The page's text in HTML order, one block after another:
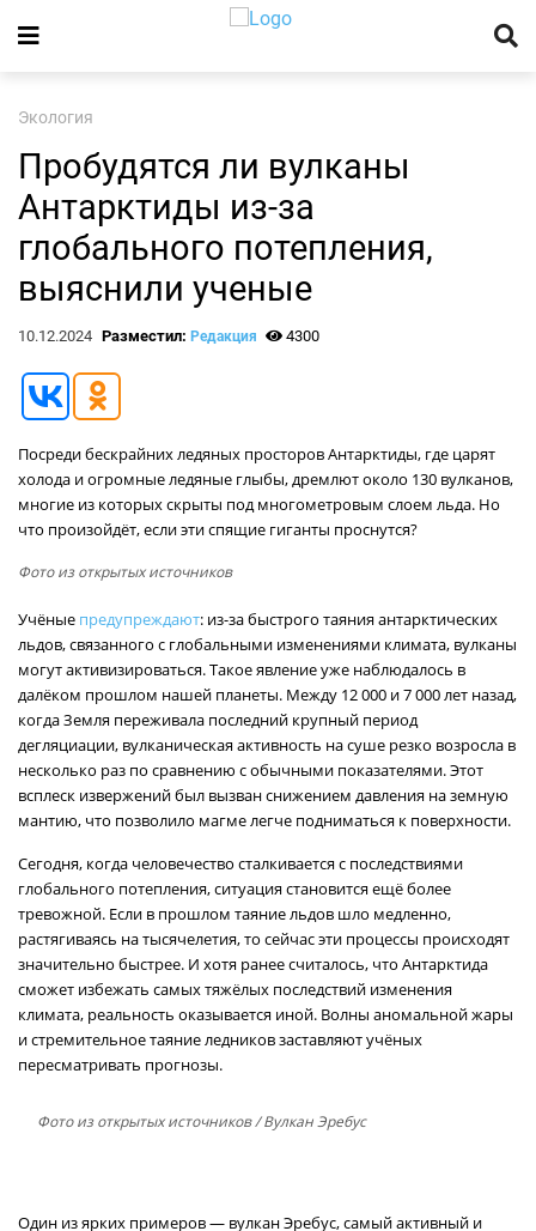
Экология
Пробудятся ли вулканы
Антарктиды из-за
глобального потепления,
выяснили ученые
10.12.2024 Разместил: Редакция 4300
Посреди бескрайних ледяных просторов Антарктиды, где царят
холода и огромные ледяные глыбы, дремлют около 130 вулканов,
многие из которых скрыты под многометровым слоем льда. Но
что произойдёт, если эти спящие гиганты проснутся?
Фото из открытых источников
Учёные предупреждают: из-за быстрого таяния антарктических
льдов, связанного с глобальными изменениями климата, вулканы
могут активизироваться. Такое явление уже наблюдалось в
далёком прошлом нашей планеты. Между 12 000 и 7 000 лет назад,
когда Земля переживала последний крупный период
дегляциации, вулканическая активность на суше резко возросла в
несколько раз по сравнению с обычными показателями. Этот
всплеск извержений был вызван снижением давления на земную
мантию, что позволило магме легче подниматься к поверхности.
Сегодня, когда человечество сталкивается с последствиями
глобального потепления, ситуация становится ещё более
тревожной. Если в прошлом таяние льдов шло медленно,
растягиваясь на тысячелетия, то сейчас эти процессы происходят
значительно быстрее. И хотя ранее считалось, что Антарктида
сможет избежать самых тяжёлых последствий изменения
климата, реальность оказывается иной. Волны аномальной жары
и стремительное таяние ледников заставляют учёных
пересматривать прогнозы.
Фото из открытых источников/ Вулкан Эребус
Один из ярких примеров — вулкан Эребус, самый активный и